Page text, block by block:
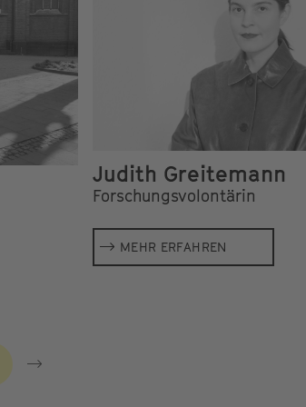
Judith Greitemann
Forschungsvolontärin
MEHR ERFAHREN